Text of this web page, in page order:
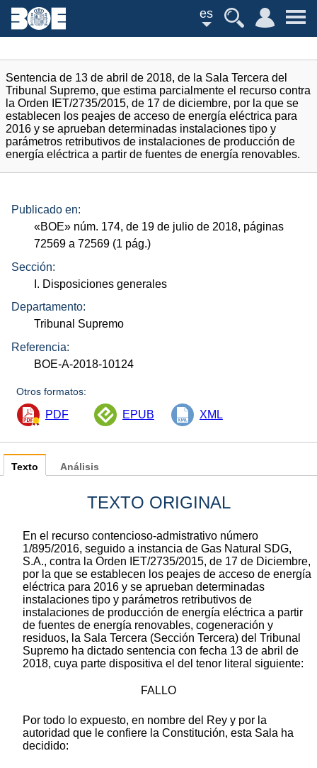
es
Sentencia de 13 de abril de 2018, de la Sala Tercera del
Tribunal Supremo, que estima parcialmente el recurso contra
la Orden IET/2735/2015, de 17 de diciembre, por la que se
establecen los peajes de acceso de energía eléctrica para
2016 y se aprueban determinadas instalaciones tipo y
parámetros retributivos de instalaciones de producción de
energía eléctrica a partir de fuentes de energía renovables.
Publicado en:
«BOE» núm. 174, de 19 de julio de 2018, páginas
72569 a 72569 (1 pág.)
Sección:
I. Disposiciones generales
Departamento:
Tribunal Supremo
Referencia:
BOE-A-2018-10124
Otros formatos:
PDF EPUB XML
Texto
TEXTO ORIGINAL
En el recurso contencioso-admistrativo número
1/895/2016, seguido a instancia de Gas Natural SDG,
S.A., contra la Orden IET/2735/2015, de 17 de Diciembre,
por la que se establecen los peajes de acceso de energía
eléctrica para 2016 y se aprueban determinadas
instalaciones tipo y parámetros retributivos de
instalaciones de producción de energía eléctrica a partir
de fuentes de energía renovables, cogeneración y
residuos, la Sala Tercera (Sección Tercera) del Tribunal
Supremo ha dictado sentencia con fecha 13 de abril de
2018, cuya parte dispositiva el del tenor literal siguiente:
FALLO
Por todo lo expuesto, en nombre del Rey y por la
autoridad que le confiere la Constitución, esta Sala ha
decidido:
Análisis